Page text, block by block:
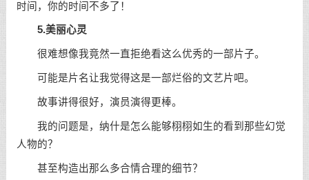
时间，你的时间不多了！
5.美丽心灵
很难想像我竟然一直拒绝看这么优秀的一部片子。
可能是片名让我觉得这是一部烂俗的文艺片吧。
故事讲得很好，演员演得更棒。
我的问题是，纳什是怎么能够栩栩如生的看到那些幻觉
人物的？
甚至构造出那么多合情合理的细节？